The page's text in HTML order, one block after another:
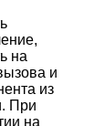
на
и
из
При
на